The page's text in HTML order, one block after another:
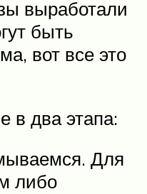
выработали
быть
вот все это
в два этапа:
Для
либо